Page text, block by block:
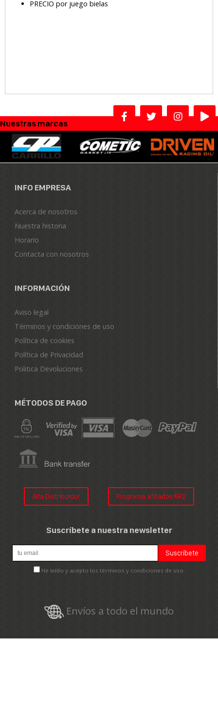
PRECIO por juego bielas
Nuestras marcas
INFO EMPRESA
Acerca de nosotros
Nuestra historia
Horario
Contacta con nosotros
INFORMACIÓN
Aviso legal
Términos y condiciones de uso
Política de cookies
Política de Privacidad
Politica Devoluciones
MÉTODOS DE PAGO
Alta Distribuidor Programa afiliados RR2
Suscríbete a nuestra newsletter
He leído y acepto los términos y condiciones de uso.
Envíos a todo el mundo